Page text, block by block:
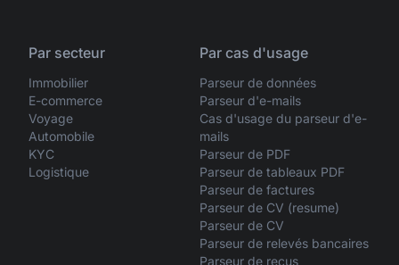
Par secteur
Immobilier
E-commerce
Voyage
Automobile
KYC
Logistique
Par cas d'usage
Parseur de données
Parseur d'e-mails
Cas d'usage du parseur d'e-
mails
Parseur de PDF
Parseur de tableaux PDF
Parseur de factures
Parseur de CV (resume)
Parseur de CV
Parseur de relevés bancaires
Parseur de reçus